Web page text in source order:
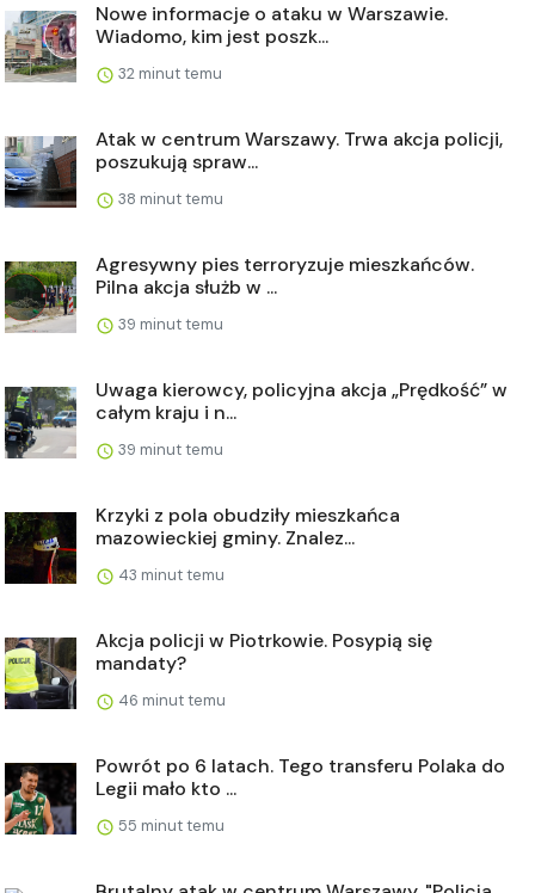
Nowe informacje o ataku w Warszawie.
Wiadomo, kim jest poszk...
32 minut temu
Atak w centrum Warszawy. Trwa akcja policji,
poszukują spraw...
38 minut temu
Agresywny pies terroryzuje mieszkańców.
Pilna akcja służb w ...
39 minut temu
Uwaga kierowcy, policyjna akcja „Prędkość” w
całym kraju i n...
39 minut temu
Krzyki z pola obudziły mieszkańca
mazowieckiej gminy. Znalez...
43 minut temu
Akcja policji w Piotrkowie. Posypią się
mandaty?
46 minut temu
Powrót po 6 latach. Tego transferu Polaka do
Legii mało kto ...
55 minut temu